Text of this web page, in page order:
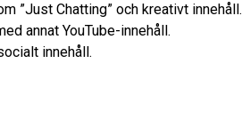
”Just Chatting” och kreativt innehåll.
annat YouTube-innehåll.
innehåll.